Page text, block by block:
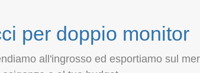
per doppio monitor
all'ingrosso ed esportiamo sul